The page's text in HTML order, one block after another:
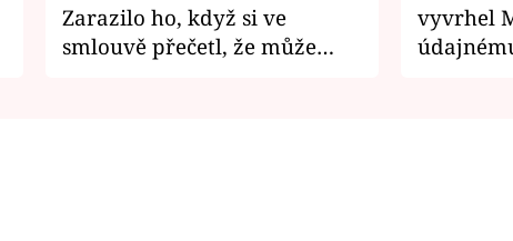
Zarazilo ho, když si ve
smlouvě přečetl, že může
vyvrhel